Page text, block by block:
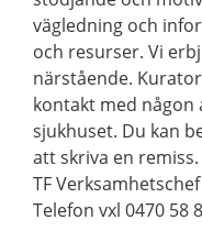
vägledning och
och resurser. Vi
närstående.
kontakt med någon
sjukhuset. Du kan
att skriva en remiss.
TF
Telefon vxl 0470 58